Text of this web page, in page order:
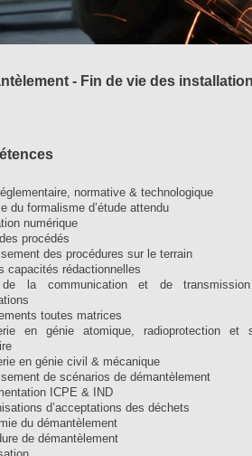
- Fin de vie des
normative & technologique
du formalisme d’étude attendu
numérique
procédés
des procédures sur le terrain
capacités rédactionnelles
la communication et de
toutes matrices
en génie atomique, radioprotection et
en génie civil & mécanique
de scénarios de démantèlement
ICPE & IND
d’acceptations des déchets
du démantèlement
de démantèlement